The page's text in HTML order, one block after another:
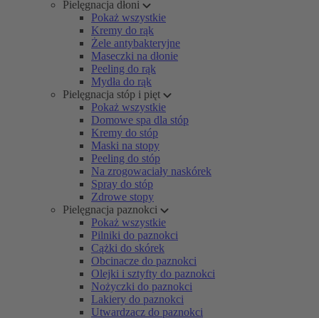
Pielęgnacja dłoni
Pokaż wszystkie
Kremy do rąk
Żele antybakteryjne
Maseczki na dłonie
Peeling do rąk
Mydła do rąk
Pielęgnacja stóp i pięt
Pokaż wszystkie
Domowe spa dla stóp
Kremy do stóp
Maski na stopy
Peeling do stóp
Na zrogowaciały naskórek
Spray do stóp
Zdrowe stopy
Pielęgnacja paznokci
Pokaż wszystkie
Pilniki do paznokci
Cążki do skórek
Obcinacze do paznokci
Olejki i sztyfty do paznokci
Nożyczki do paznokci
Lakiery do paznokci
Utwardzacz do paznokci